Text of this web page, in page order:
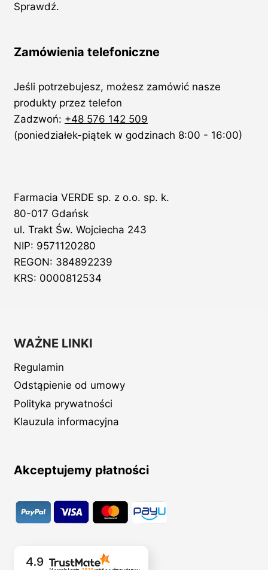
Sprawdź.
Zamówienia telefoniczne
Jeśli potrzebujesz, możesz zamówić nasze
produkty przez telefon
Zadzwoń: +48 576 142 509
(poniedziałek-piątek w godzinach 8:00 - 16:00)
Farmacia VERDE sp. z o.o. sp. k.
80-017 Gdańsk
ul. Trakt Św. Wojciecha 243
NIP: 9571120280
REGON: 384892239
KRS: 0000812534
WAŻNE LINKI
Regulamin
Odstąpienie od umowy
Polityka prywatności
Klauzula informacyjna
Akceptujemy płatności
4.9